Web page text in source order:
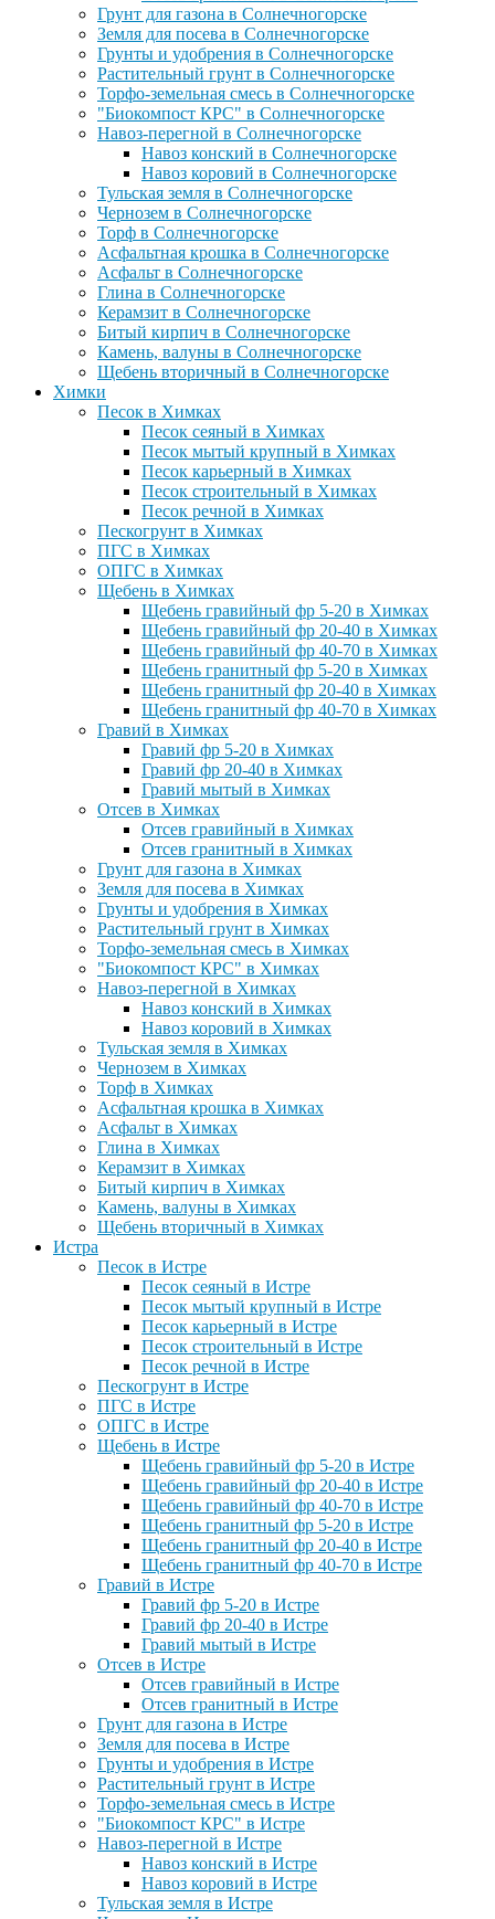
Грунт для газона в Солнечногорске
Земля для посева в Солнечногорске
Грунты и удобрения в Солнечногорске
Растительный грунт в Солнечногорске
Торфо-земельная смесь в Солнечногорске
"Биокомпост КРС" в Солнечногорске
Навоз-перегной в Солнечногорске
Навоз конский в Солнечногорске
Навоз коровий в Солнечногорске
Тульская земля в Солнечногорске
Чернозем в Солнечногорске
Торф в Солнечногорске
Асфальтная крошка в Солнечногорске
Асфальт в Солнечногорске
Глина в Солнечногорске
Керамзит в Солнечногорске
Битый кирпич в Солнечногорске
Камень, валуны в Солнечногорске
Щебень вторичный в Солнечногорске
Химки
Песок в Химках
Песок сеяный в Химках
Песок мытый крупный в Химках
Песок карьерный в Химках
Песок строительный в Химках
Песок речной в Химках
Пескогрунт в Химках
ПГС в Химках
ОПГС в Химках
Щебень в Химках
Щебень гравийный фр 5-20 в Химках
Щебень гравийный фр 20-40 в Химках
Щебень гравийный фр 40-70 в Химках
Щебень гранитный фр 5-20 в Химках
Щебень гранитный фр 20-40 в Химках
Щебень гранитный фр 40-70 в Химках
Гравий в Химках
Гравий фр 5-20 в Химках
Гравий фр 20-40 в Химках
Гравий мытый в Химках
Отсев в Химках
Отсев гравийный в Химках
Отсев гранитный в Химках
Грунт для газона в Химках
Земля для посева в Химках
Грунты и удобрения в Химках
Растительный грунт в Химках
Торфо-земельная смесь в Химках
"Биокомпост КРС" в Химках
Навоз-перегной в Химках
Навоз конский в Химках
Навоз коровий в Химках
Тульская земля в Химках
Чернозем в Химках
Торф в Химках
Асфальтная крошка в Химках
Асфальт в Химках
Глина в Химках
Керамзит в Химках
Битый кирпич в Химках
Камень, валуны в Химках
Щебень вторичный в Химках
Истра
Песок в Истре
Песок сеяный в Истре
Песок мытый крупный в Истре
Песок карьерный в Истре
Песок строительный в Истре
Песок речной в Истре
Пескогрунт в Истре
ПГС в Истре
ОПГС в Истре
Щебень в Истре
Щебень гравийный фр 5-20 в Истре
Щебень гравийный фр 20-40 в Истре
Щебень гравийный фр 40-70 в Истре
Щебень гранитный фр 5-20 в Истре
Щебень гранитный фр 20-40 в Истре
Щебень гранитный фр 40-70 в Истре
Гравий в Истре
Гравий фр 5-20 в Истре
Гравий фр 20-40 в Истре
Гравий мытый в Истре
Отсев в Истре
Отсев гравийный в Истре
Отсев гранитный в Истре
Грунт для газона в Истре
Земля для посева в Истре
Грунты и удобрения в Истре
Растительный грунт в Истре
Торфо-земельная смесь в Истре
"Биокомпост КРС" в Истре
Навоз-перегной в Истре
Навоз конский в Истре
Навоз коровий в Истре
Тульская земля в Истре